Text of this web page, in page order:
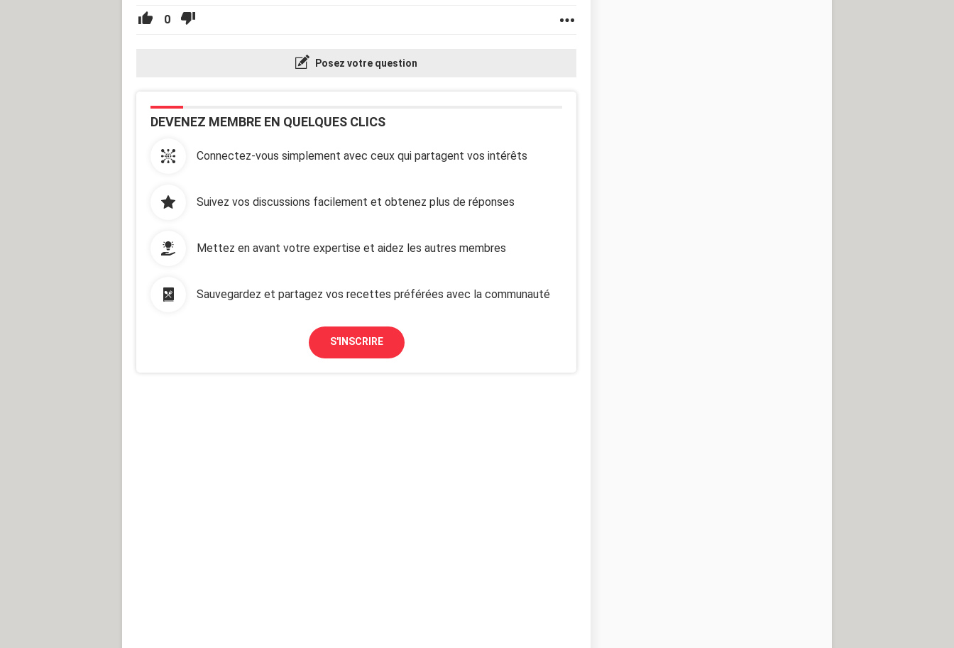
0
Posez votre question
DEVENEZ MEMBRE EN QUELQUES CLICS
Connectez-vous simplement avec ceux qui partagent vos intérêts
Suivez vos discussions facilement et obtenez plus de réponses
Mettez en avant votre expertise et aidez les autres membres
Sauvegardez et partagez vos recettes préférées avec la communauté
S'INSCRIRE